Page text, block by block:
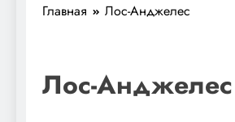
Главная Лос-Анджелес
Лос-Анджелес